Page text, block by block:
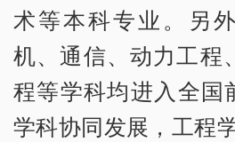
术等本科专业。另
机、通信、动力工程
程等学科均进入全国
学科协同发展，工程